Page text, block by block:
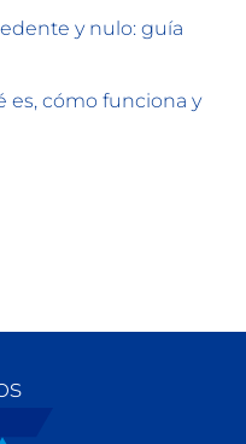
y nulo: guía
es, cómo funciona y